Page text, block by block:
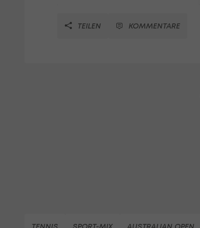
TEILEN KOMMENTARE
TENNIS SPORT-MIX AUSTRALIAN OPEN